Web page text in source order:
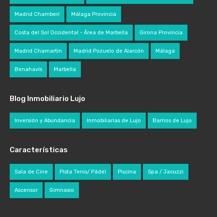
Madrid Chamberí Málaga Provincia
Costa del Sol Occidental - Área de Marbella Girona Provincia
Madrid Chamartin Madrid Pozuelo de Alarcón Málaga
Benahavís Marbella
Blog Inmobiliario Lujo
Inversión y Abundancia Inmobiliarias de Lujo Barrios de Lujo
Características
Sala de Cine Pista Tenis/ Pádel Piscina Spa / Jacuzzi
Ascensor Gimnasio